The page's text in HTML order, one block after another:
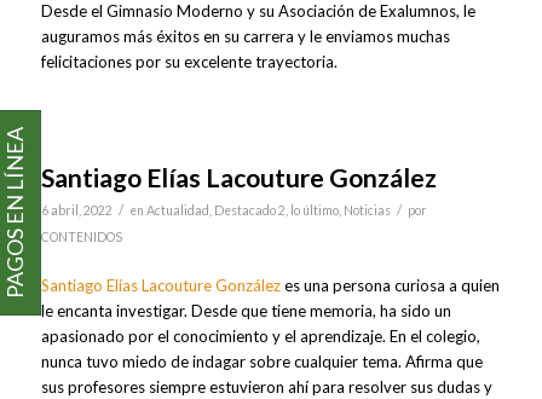
Desde el Gimnasio Moderno y su Asociación de Exalumnos, le
auguramos más éxitos en su carrera y le enviamos muchas
felicitaciones por su excelente trayectoria.
Santiago Elías Lacouture González
6 abril, 2022 / en Actualidad Destacado 2 lo último, Noticias / por
CONTENIDOS
Santiago Elías Lacouture Gonzálezes una persona curiosa a quien
le encanta investigar. Desde que tiene memoria, ha sido un
apasionado por el conocimiento y el aprendizaje. En el colegio,
nunca tuvo miedo de indagar sobre cualquier tema. Afirma que
sus profesores siempre estuvieron ahí para resolver sus dudas y
PAGOS EN LÍNEA